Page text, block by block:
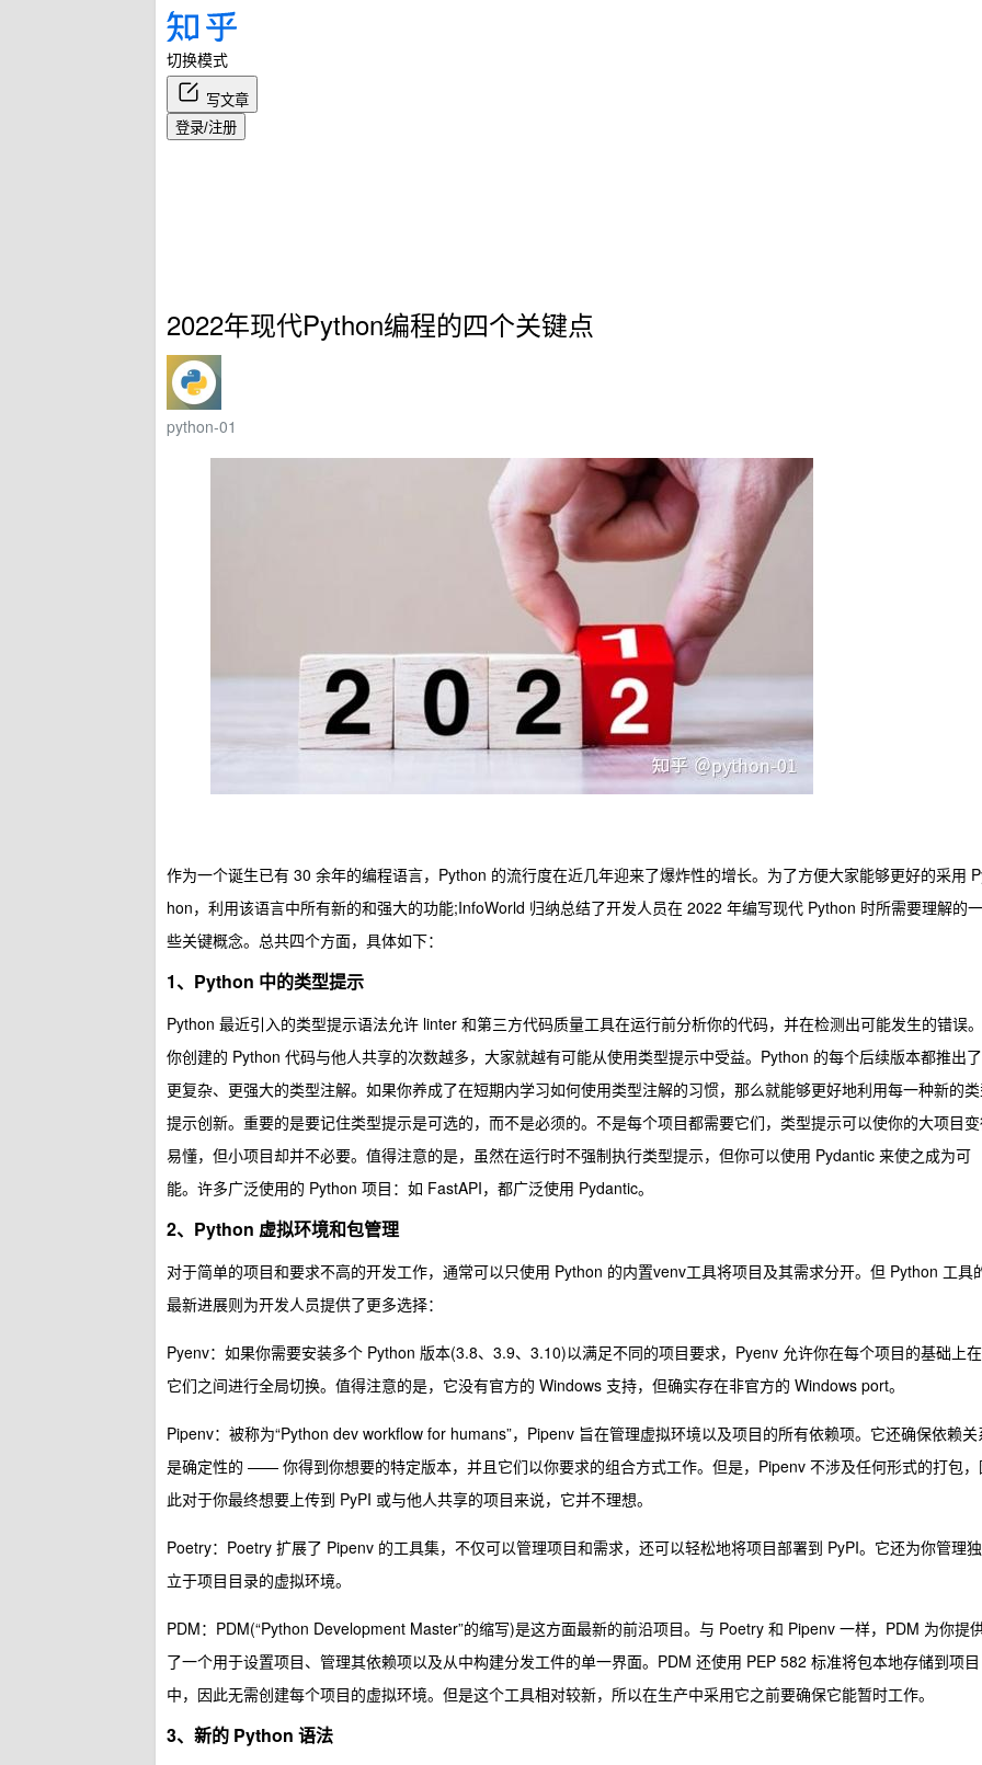
切换模式
写文章
登录/注册
2022年现代Python编程的四个关键点
python-01
作为一个诞生已有 30 余年的编程语言，Python 的流行度在近几年迎来了爆炸性的增长。为了方便大家能够更好的采用
hon，利用该语言中所有新的和强大的功能;InfoWorld 归纳总结了开发人员在 2022 年编写现代 Python 时所需要理解的一
些关键概念。总共四个方面，具体如下：
1、Python 中的类型提示
Python 最近引入的类型提示语法允许 linter 和第三方代码质量工具在运行前分析你的代码，并在检测出可能发生的错误。
你创建的 Python 代码与他人共享的次数越多，大家就越有可能从使用类型提示中受益。Python 的每个后续版本都推出了
更复杂、更强大的类型注解。如果你养成了在短期内学习如何使用类型注解的习惯，那么就能够更好地利用每一种新的
提示创新。重要的是要记住类型提示是可选的，而不是必须的。不是每个项目都需要它们，类型提示可以使你的大项目
易懂，但小项目却并不必要。值得注意的是，虽然在运行时不强制执行类型提示，但你可以使用 Pydantic 来使之成为可
能。许多广泛使用的 Python 项目：如 FastAPI，都广泛使用 Pydantic。
2、Python 虚拟环境和包管理
对于简单的项目和要求不高的开发工作，通常可以只使用 Python 的内置venv工具将项目及其需求分开。但 Python 工具
最新进展则为开发人员提供了更多选择：
Pyenv：如果你需要安装多个 Python 版本(3.8、3.9、3.10)以满足不同的项目要求，Pyenv 允许你在每个项目的基础上在
它们之间进行全局切换。值得注意的是，它没有官方的 Windows 支持，但确实存在非官方的 Windows port。
Pipenv：被称为“Python dev workflow for humans”，Pipenv 旨在管理虚拟环境以及项目的所有依赖项。它还确保依赖关
是确定性的 —— 你得到你想要的特定版本，并且它们以你要求的组合方式工作。但是，Pipenv 不涉及任何形式的打包，
此对于你最终想要上传到 PyPI 或与他人共享的项目来说，它并不理想。
Poetry：Poetry 扩展了 Pipenv 的工具集，不仅可以管理项目和需求，还可以轻松地将项目部署到 PyPI。它还为你管理独
立于项目目录的虚拟环境。
PDM：PDM(“Python Development Master”的缩写)是这方面最新的前沿项目。与 Poetry 和 Pipenv 一样，PDM 为你提
了一个用于设置项目、管理其依赖项以及从中构建分发工件的单一界面。PDM 还使用 PEP 582 标准将包本地存储到项目
中，因此无需创建每个项目的虚拟环境。但是这个工具相对较新，所以在生产中采用它之前要确保它能暂时工作。
3、新的 Python 语法